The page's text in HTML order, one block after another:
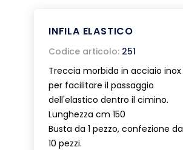
INFILA ELASTICO
Codice articolo: 251
Treccia morbida in acciaio inox
per facilitare il passaggio
dell'elastico dentro il cimino.
Lunghezza cm 150
Busta da 1 pezzo, confezione da
10 pezzi.